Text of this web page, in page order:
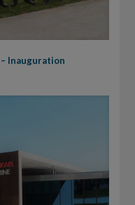
Inauguration